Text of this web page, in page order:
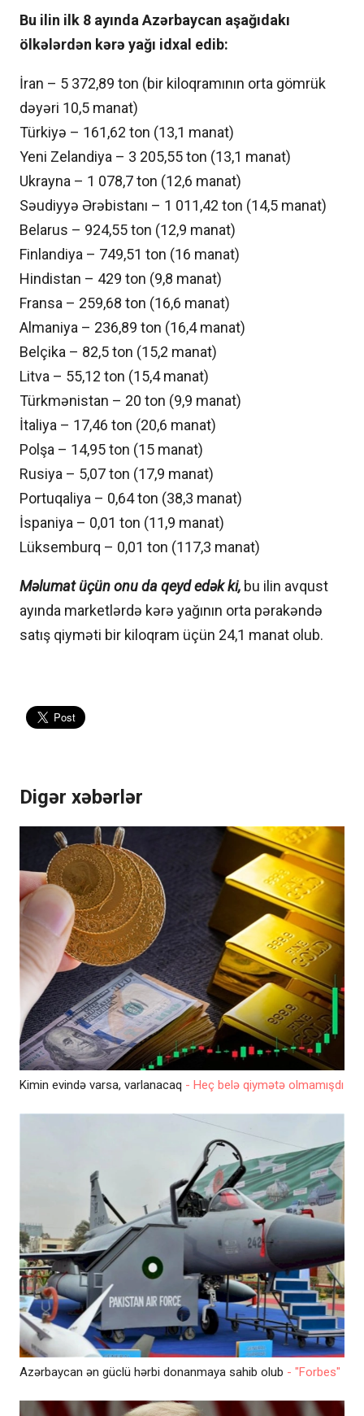
Bu ilin ilk 8 ayında Azərbaycan aşağıdakı
ölkələrdən kərə yağı idxal edib:
İran – 5 372,89 ton (bir kiloqramının orta gömrük
dəyəri 10,5 manat)
Türkiyə – 161,62 ton (13,1 manat)
Yeni Zelandiya – 3 205,55 ton (13,1 manat)
Ukrayna – 1 078,7 ton (12,6 manat)
Səudiyyə Ərəbistanı – 1 011,42 ton (14,5 manat)
Belarus – 924,55 ton (12,9 manat)
Finlandiya – 749,51 ton (16 manat)
Hindistan – 429 ton (9,8 manat)
Fransa – 259,68 ton (16,6 manat)
Almaniya – 236,89 ton (16,4 manat)
Belçika – 82,5 ton (15,2 manat)
Litva – 55,12 ton (15,4 manat)
Türkmənistan – 20 ton (9,9 manat)
İtaliya – 17,46 ton (20,6 manat)
Polşa – 14,95 ton (15 manat)
Rusiya – 5,07 ton (17,9 manat)
Portuqaliya – 0,64 ton (38,3 manat)
İspaniya – 0,01 ton (11,9 manat)
Lüksemburq – 0,01 ton (117,3 manat)
Məlumat üçün onu da qeyd edək ki, bu ilin avqust
ayında marketlərdə kərə yağının orta pərakəndə
satış qiyməti bir kiloqram üçün 24,1 manat olub.
Digər xəbərlər
Kimin evində varsa, varlanacaq - Heç belə qiymətə olmamışdı
Azərbaycan ən güclü hərbi donanmaya sahib olub - "Forbes"